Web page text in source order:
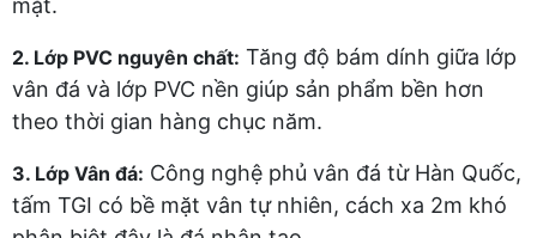
mặt.
2. Lớp PVC nguyên chất: Tăng độ bám dính giữa lớp
vân đá và lớp PVC nền giúp sản phẩm bền hơn
theo thời gian hàng chục năm.
3. Lớp Vân đá: Công nghệ phủ vân đá từ Hàn Quốc,
tấm TGI có bề mặt vân tự nhiên, cách xa 2m khó